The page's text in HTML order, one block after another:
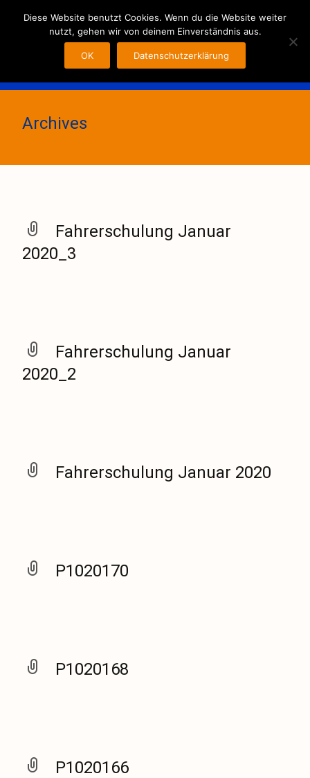
Archives
Fahrerschulung Januar
2020_3
Fahrerschulung Januar
2020_2
Fahrerschulung Januar 2020
P1020170
P1020168
P1020166
MENU
Diese Website benutzt Cookies. Wenn du die Website weiter
nutzt, gehen wir von deinem Einverständnis aus.
OK Datenschutzerklärung